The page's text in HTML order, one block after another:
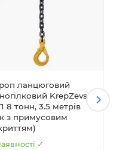
ланцюговий
KrepZevs
8 тонн, 3.5 метрів
з примусовим
✓